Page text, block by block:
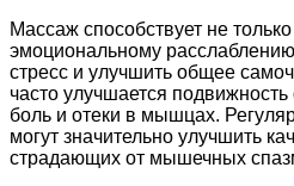
Массаж способствует не
эмоциональному
стресс и улучшить общее
часто улучшается
боль и отеки в мышцах.
могут значительно улучшить
страдающих от мышечных